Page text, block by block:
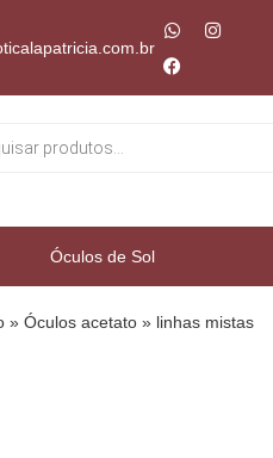
Óculos de Sol
» Óculos acetato » ⁠linhas mistas